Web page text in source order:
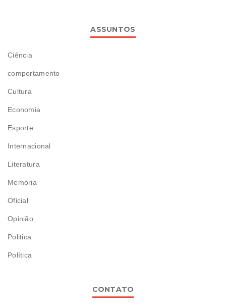
ASSUNTOS
Ciência
comportamento
Cultura
Economia
Esporte
Internacional
Literatura
Memória
Oficial
Opinião
Politica
Política
CONTATO